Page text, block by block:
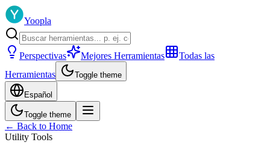
Yoopla
Perspectivas Mejores Herramientas
Todas las
Herramientas
Toggle theme
Español
Toggle theme
← Back to Home
Utility Tools